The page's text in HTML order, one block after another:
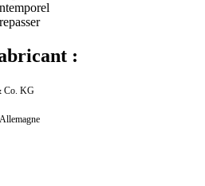
:
Co. KG